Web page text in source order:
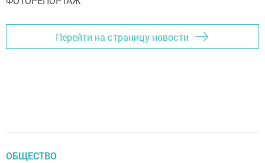
Перейти на страницу новости
ОБЩЕСТВО